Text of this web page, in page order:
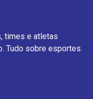
times e atletas
Tudo sobre esportes.